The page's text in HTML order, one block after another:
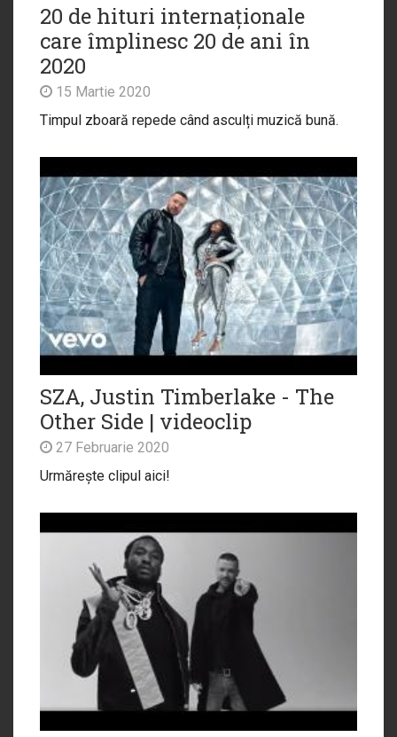
20 de hituri internaționale
care împlinesc 20 de ani în
2020
15 Martie 2020
Timpul zboară repede când asculți muzică bună.
SZA, Justin Timberlake - The
Other Side | videoclip
27 Februarie 2020
Urmărește clipul aici!